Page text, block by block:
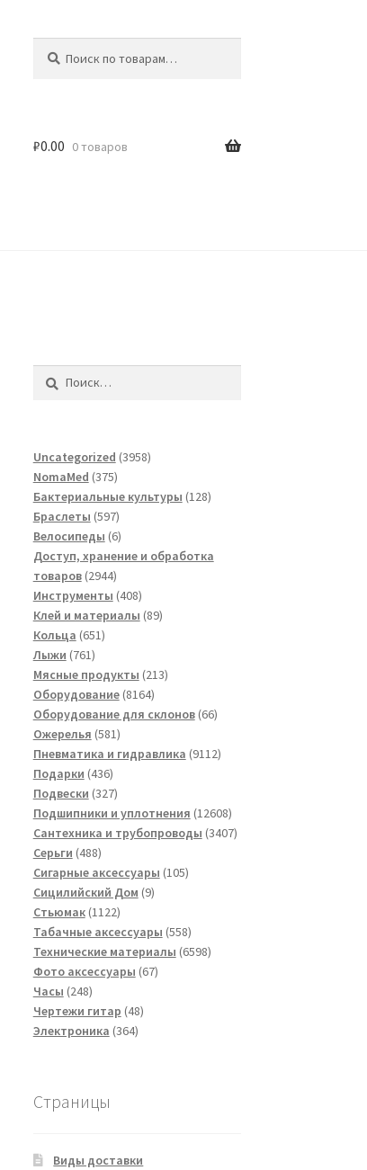
₽0.00 0 товаров
Uncategorized 39583958
NomaMed 375375
товаров
Бактериальные культуры 128128
Браслеты 597597
товаров
Велосипеды 66
товаров
Доступ, хранение и обработка
товаров 29442944
товара
Инструменты 408408
товаров
Клей и материалы 8989
Кольца 651651
Лыжи 761761
товар
Мясные продукты 213213
Оборудование 81648164
товара
Оборудование для склонов 6666
Ожерелья 581581
товар
Пневматика и гидравлика 91129112
Подарки 436436
товаров
Подвески 327327
товаров
Подшипники и уплотнения 1260812608
товаров
Сантехника и трубопроводы 34073407
Серьги 488488
товаров
Сигарные аксессуары 105105
Сицилийский Дом 99
Стьюмак 11221122
товара
Табачные аксессуары 558558
товаров
Технические материалы 65986598
Фото аксессуары 6767
Часы 248248
товаров
Чертежи гитар 4848
Электроника 364364
Страницы
Виды доставки